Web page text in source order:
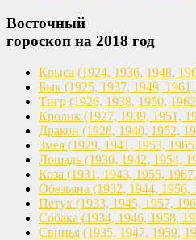
Восточный
гороскоп на 2018 год
Крыса (1924, 1936, 1948,
Бык (1925, 1937, 1949, 1961,
Тигр (1926, 1938, 1950,
Кролик (1927, 1939, 1951,
Дракон (1928, 1940, 1952,
Змея (1929, 1941, 1953, 1965,
Лошадь (1930, 1942, 1954,
Коза (1931, 1943, 1955, 1967,
Обезьяна (1932, 1944, 1956,
Петух (1933, 1945, 1957,
Собака (1934, 1946, 1958,
Свинья (1935, 1947, 1959,